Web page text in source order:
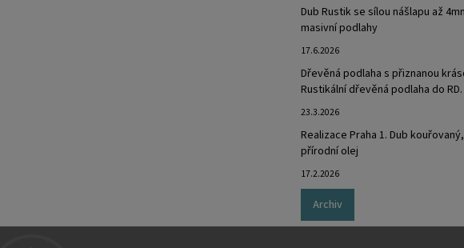
Dub Rustik se sílou nášlapu až
masivní podlahy
17.6.2026
Dřevěná podlaha s přiznanou
Rustikální dřevěná podlaha do RD.
23.3.2026
Realizace Praha 1. Dub
přírodní olej
17.2.2026
Archiv